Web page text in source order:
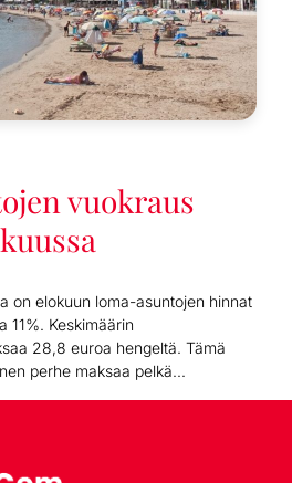
vuokraus
on elokuun loma-asuntojen hinnat
11%. Keskimäärin
28,8 euroa hengeltä. Tämä
perhe maksaa pelkä...